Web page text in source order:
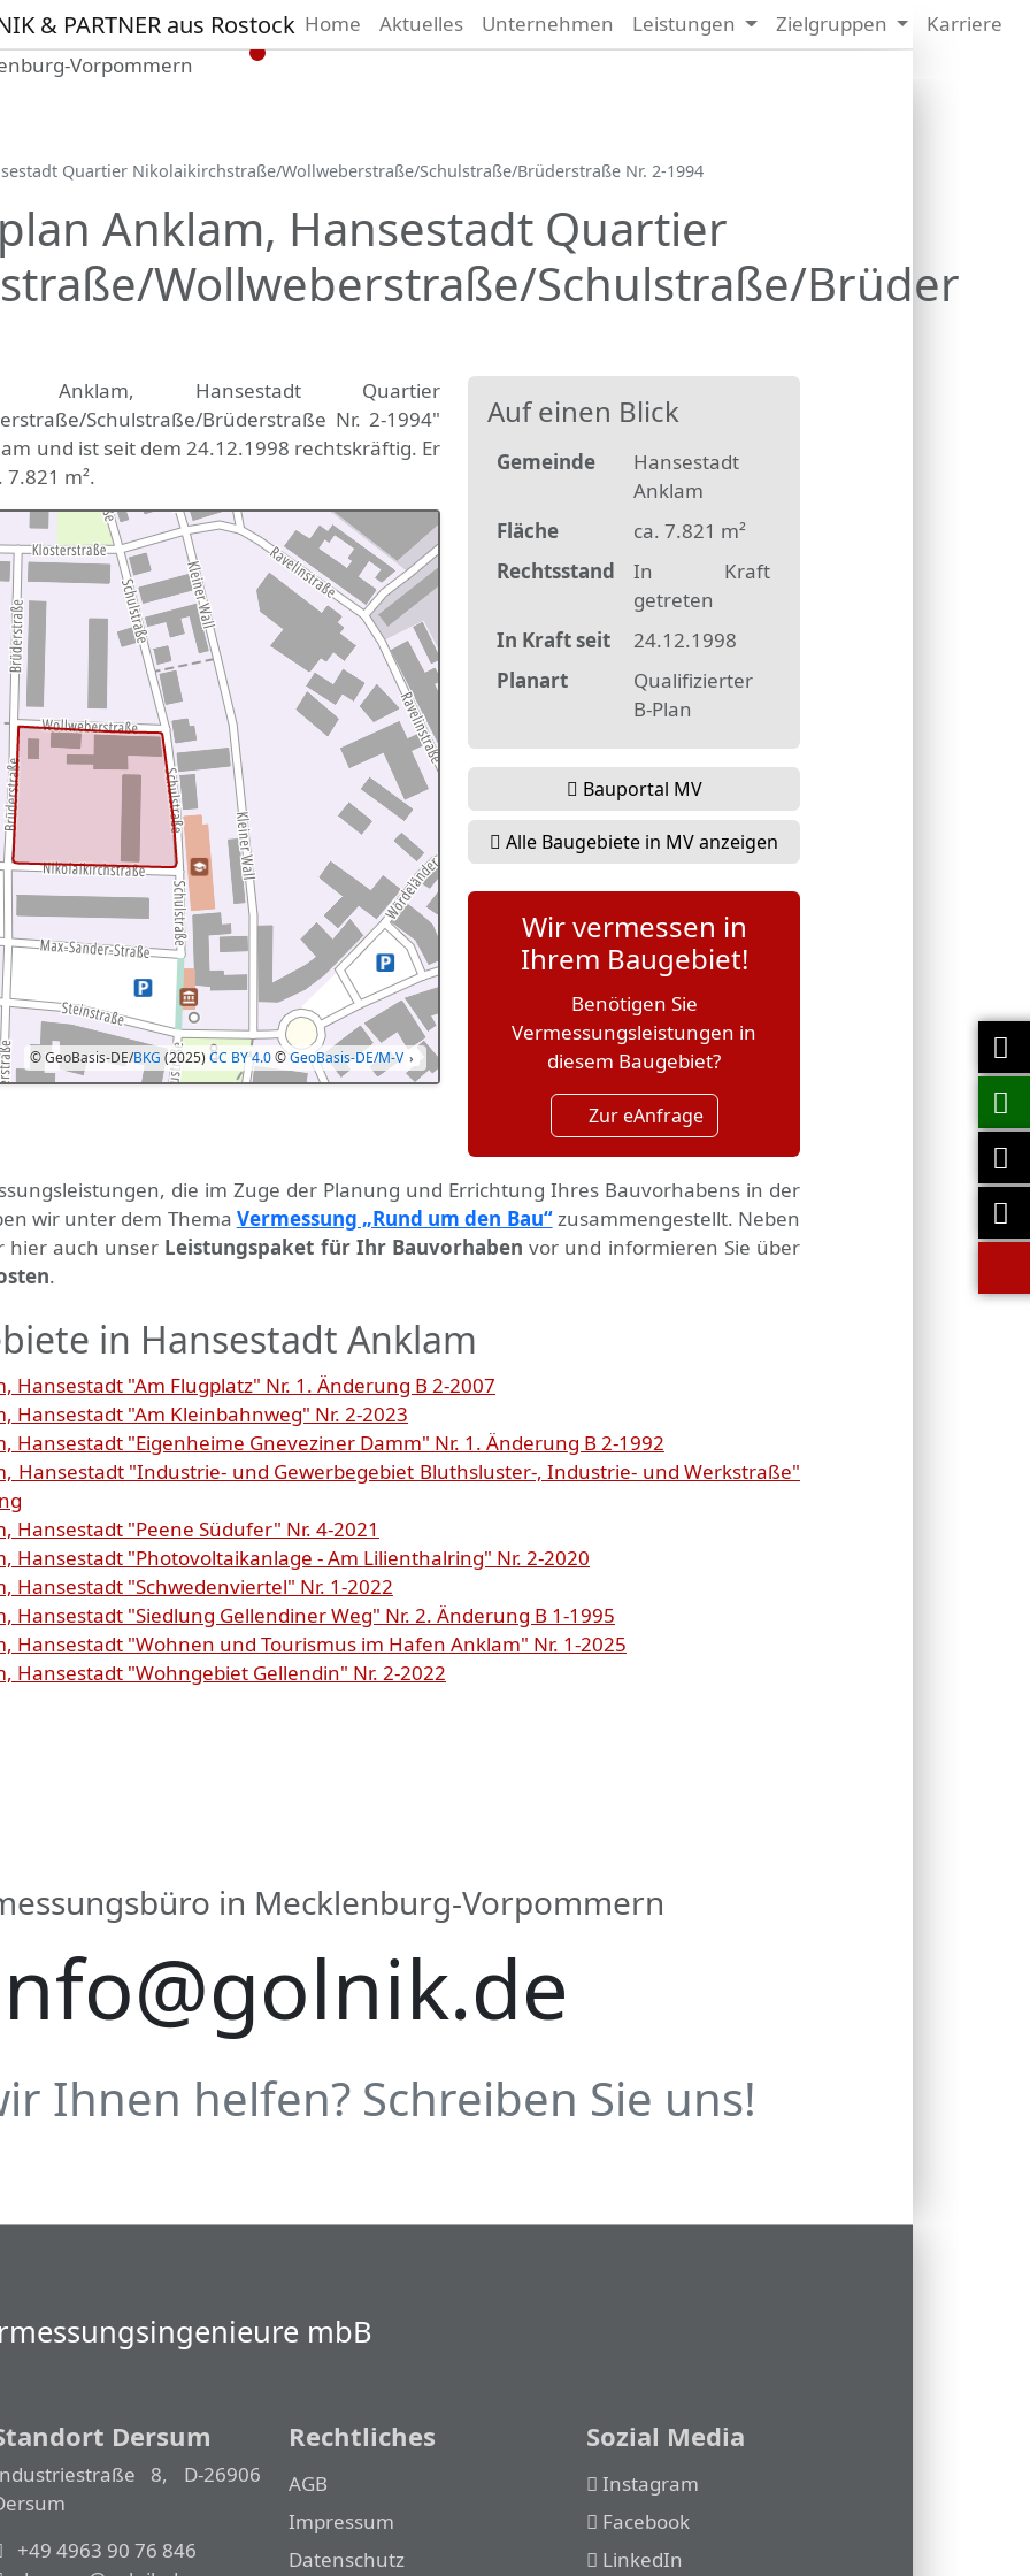
Home Aktuelles Unternehmen Leistungen Zielgruppen Karriere
Grenzfeststellung▪Amtliche Auskünfte und Auszüge
Quartier Nikolaikirchstraße/Wollweberstraße/Schulstraße/Brüderstraße Nr. 2-1994
Anklam, Hansestadt Quartier
Wollweberstraße/Schulstraße/
Anklam, Hansestadt Quartier
Schulstraße/Brüderstraße Nr. 2-1994"
und ist seit dem 24.12.1998 rechtskräftig. Er
m².
›
© GeoBasis-DE/BKG (2025) CC BY 4.0 ©GeoBasis-DE/M-V
Auf einen Blick
Gemeinde
Hansestadt
Anklam
Fläche
ca. 7.821 m²
Rechtsstand
In Kraft
getreten
In Kraft seit
24.12.1998
Planart
Qualifizierter
B-Plan
Bauportal MV
Alle Baugebiete in MV anzeigen
Wir vermessen in
Ihrem Baugebiet!
Benötigen Sie
Vermessungsleistungen in
diesem Baugebiet?
Zur eAnfrage
die im Zuge der Planung und Errichtung Ihres Bauvorhabens in der
wir unter dem Thema Vermessung „Rund um den Bau“zusammengestellt. Neben
hier auch unser Leistungspaket für Ihr Bauvorhaben vor und informieren Sie über
.
in Hansestadt Anklam
Hansestadt "Am Flugplatz" Nr. 1. Änderung B 2-2007
Hansestadt "Am Kleinbahnweg" Nr. 2-2023
Hansestadt "Eigenheime Gneveziner Damm" Nr. 1. Änderung B 2-1992
Hansestadt "Industrie- und Gewerbegebiet Bluthsluster-, Industrie- und Werkstraße"
Hansestadt "Peene Südufer" Nr. 4-2021
Hansestadt "Photovoltaikanlage - Am Lilienthalring" Nr. 2-2020
Hansestadt "Schwedenviertel" Nr. 1-2022
Hansestadt "Siedlung Gellendiner Weg" Nr. 2. Änderung B 1-1995
Hansestadt "Wohnen und Tourismus im Hafen Anklam" Nr. 1-2025
Hansestadt "Wohngebiet Gellendin" Nr. 2-2022
in Mecklenburg-Vorpommern
Ihnen helfen? Schreiben Sie uns!
mbB
Dersum
8, D-26906
+49 4963 90 76 846
Rechtliches
AGB
Impressum
Datenschutz
Sozial Media
Instagram
Facebook
LinkedIn